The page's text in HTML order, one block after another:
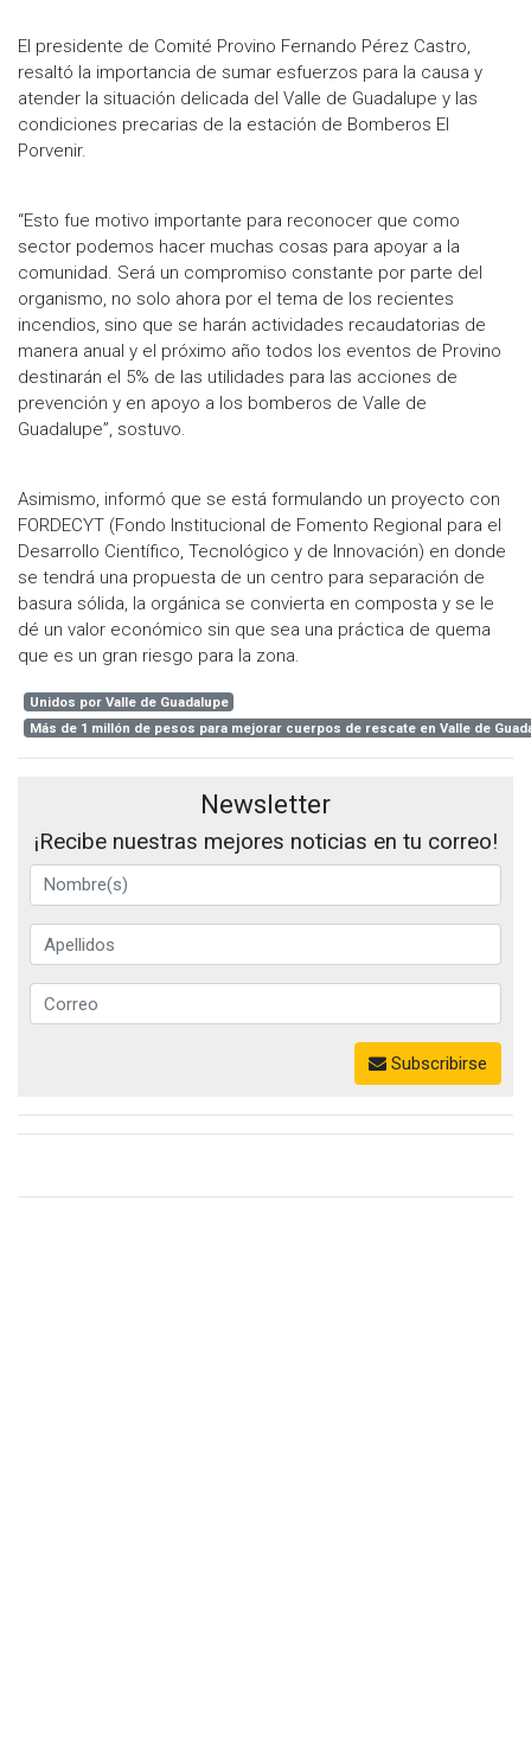
El presidente de Comité Provino Fernando Pérez Castro,
resaltó la importancia de sumar esfuerzos para la causa y
atender la situación delicada del Valle de Guadalupe y las
condiciones precarias de la estación de Bomberos El
Porvenir.
“Esto fue motivo importante para reconocer que como
sector podemos hacer muchas cosas para apoyar a la
comunidad. Será un compromiso constante por parte del
organismo, no solo ahora por el tema de los recientes
incendios, sino que se harán actividades recaudatorias de
manera anual y el próximo año todos los eventos de Provino
destinarán el 5% de las utilidades para las acciones de
prevención y en apoyo a los bomberos de Valle de
Guadalupe”, sostuvo.
Asimismo, informó que se está formulando un proyecto con
FORDECYT (Fondo Institucional de Fomento Regional para el
Desarrollo Científico, Tecnológico y de Innovación) en donde
se tendrá una propuesta de un centro para separación de
basura sólida, la orgánica se convierta en composta y se le
dé un valor económico sin que sea una práctica de quema
que es un gran riesgo para la zona.
Unidos por Valle de Guadalupe
Más de 1 millón de pesos para mejorar cuerpos de rescate en Valle de
Newsletter
¡Recibe nuestras mejores noticias en tu correo!
Subscribirse